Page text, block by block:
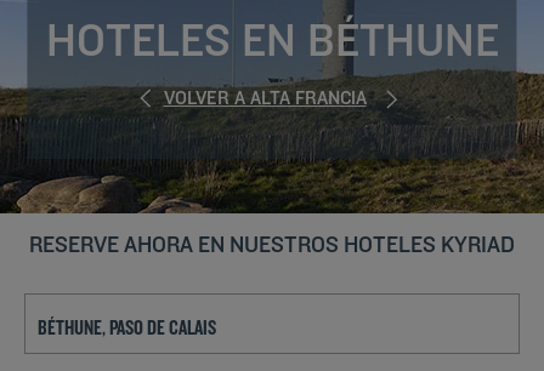
HOTELES EN BÉTHUNE
VOLVER A ALTA FRANCIA
RESERVE AHORA EN NUESTROS HOTELES KYRIAD